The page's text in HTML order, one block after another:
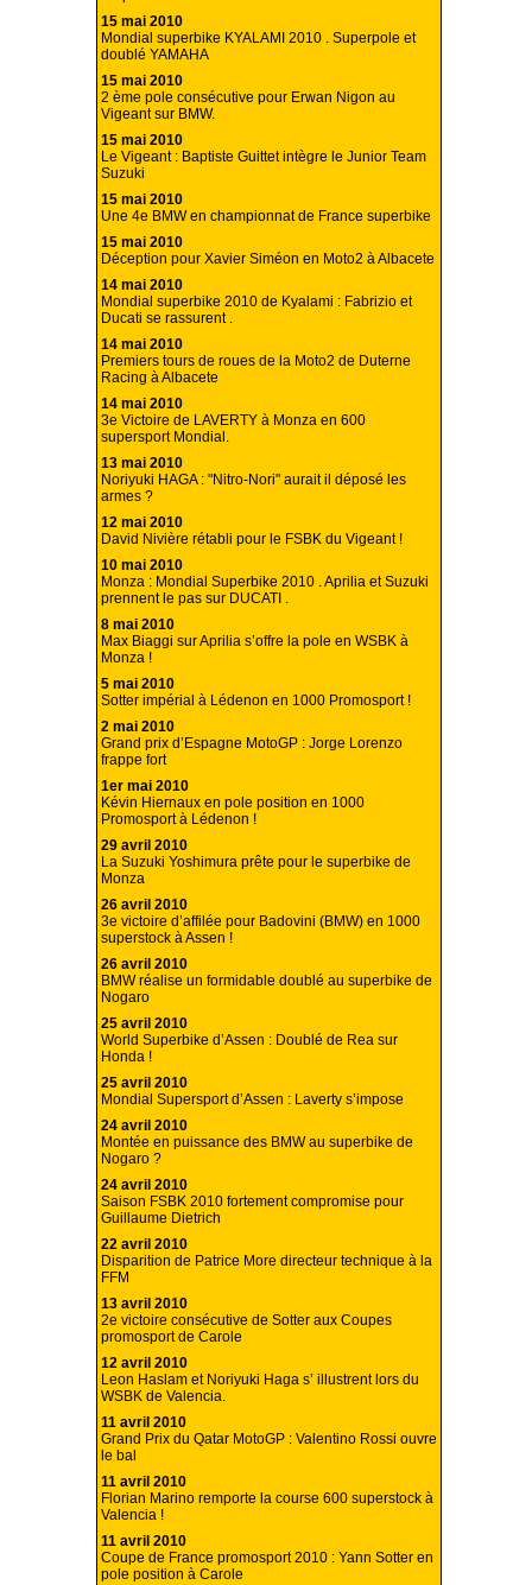
15 mai 2010
Mondial superbike KYALAMI 2010 . Superpole et
doublé YAMAHA
15 mai 2010
2 ème pole consécutive pour Erwan Nigon au
Vigeant sur BMW.
15 mai 2010
Le Vigeant : Baptiste Guittet intègre le Junior Team
Suzuki
15 mai 2010
Une 4e BMW en championnat de France superbike
15 mai 2010
Déception pour Xavier Siméon en Moto2 à Albacete
14 mai 2010
Mondial superbike 2010 de Kyalami : Fabrizio et
Ducati se rassurent .
14 mai 2010
Premiers tours de roues de la Moto2 de Duterne
Racing à Albacete
14 mai 2010
3e Victoire de LAVERTY à Monza en 600
supersport Mondial.
13 mai 2010
Noriyuki HAGA : "Nitro-Nori" aurait il déposé les
armes ?
12 mai 2010
David Nivière rétabli pour le FSBK du Vigeant !
10 mai 2010
Monza : Mondial Superbike 2010 . Aprilia et Suzuki
prennent le pas sur DUCATI .
8 mai 2010
Max Biaggi sur Aprilia s’offre la pole en WSBK à
Monza !
5 mai 2010
Sotter impérial à Lédenon en 1000 Promosport !
2 mai 2010
Grand prix d’Espagne MotoGP : Jorge Lorenzo
frappe fort
1er mai 2010
Kévin Hiernaux en pole position en 1000
Promosport à Lédenon !
29 avril 2010
La Suzuki Yoshimura prête pour le superbike de
Monza
26 avril 2010
3e victoire d’affilée pour Badovini (BMW) en 1000
superstock à Assen !
26 avril 2010
BMW réalise un formidable doublé au superbike de
Nogaro
25 avril 2010
World Superbike d’Assen : Doublé de Rea sur
Honda !
25 avril 2010
Mondial Supersport d’Assen : Laverty s’impose
24 avril 2010
Montée en puissance des BMW au superbike de
Nogaro ?
24 avril 2010
Saison FSBK 2010 fortement compromise pour
Guillaume Dietrich
22 avril 2010
Disparition de Patrice More directeur technique à la
FFM
13 avril 2010
2e victoire consécutive de Sotter aux Coupes
promosport de Carole
12 avril 2010
Leon Haslam et Noriyuki Haga s’ illustrent lors du
WSBK de Valencia.
11 avril 2010
Grand Prix du Qatar MotoGP : Valentino Rossi ouvre
le bal
11 avril 2010
Florian Marino remporte la course 600 superstock à
Valencia !
11 avril 2010
Coupe de France promosport 2010 : Yann Sotter en
pole position à Carole